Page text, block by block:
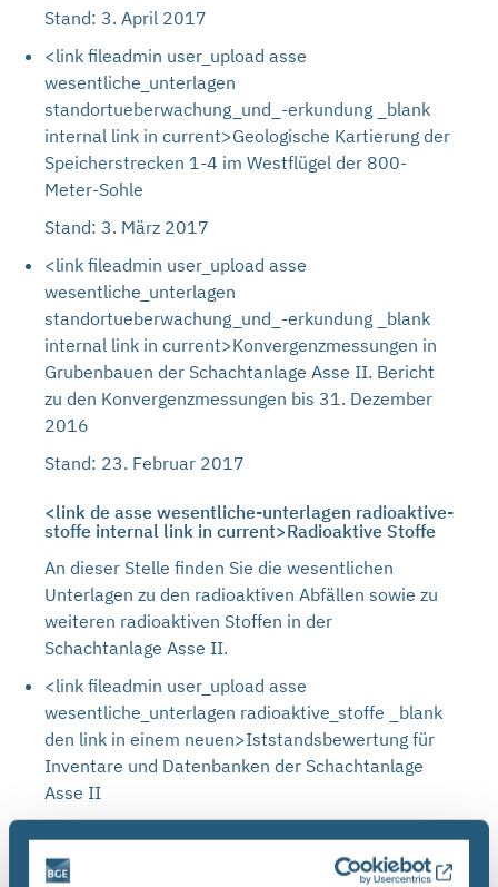
Stand: 3. April 2017
<link fileadmin user_upload asse
wesentliche_unterlagen
standortueberwachung_und_-erkundung _blank
internal link in current>Geologische Kartierung der
Speicherstrecken 1-4 im Westflügel der 800-
Meter-Sohle
Stand: 3. März 2017
<link fileadmin user_upload asse
wesentliche_unterlagen
standortueberwachung_und_-erkundung _blank
internal link in current>Konvergenzmessungen in
Grubenbauen der Schachtanlage Asse II. Bericht
zu den Konvergenzmessungen bis 31. Dezember
2016
Stand: 23. Februar 2017
<link de asse wesentliche-unterlagen radioaktive-
stoffe internal link in current>Radioaktive Stoffe
An dieser Stelle finden Sie die wesentlichen
Unterlagen zu den radioaktiven Abfällen sowie zu
weiteren radioaktiven Stoffen in der
Schachtanlage Asse II.
<link fileadmin user_upload asse
wesentliche_unterlagen radioaktive_stoffe _blank
den link in einem neuen>Iststandsbewertung für
Inventare und Datenbanken der Schachtanlage
Asse II
<link fileadmin user_upload asse